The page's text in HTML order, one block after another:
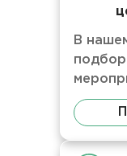
В